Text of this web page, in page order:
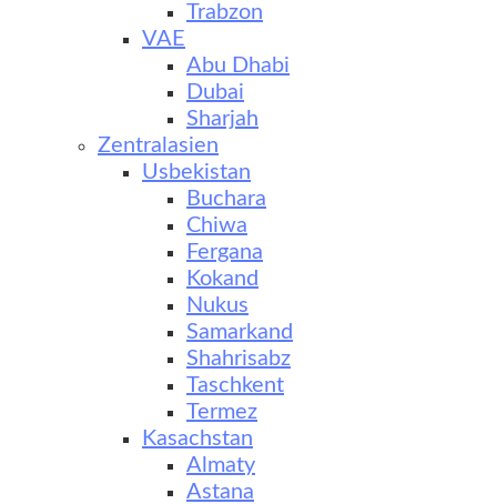
Trabzon
VAE
Abu Dhabi
Dubai
Sharjah
Zentralasien
Usbekistan
Buchara
Chiwa
Fergana
Kokand
Nukus
Samarkand
Shahrisabz
Taschkent
Termez
Kasachstan
Almaty
Astana